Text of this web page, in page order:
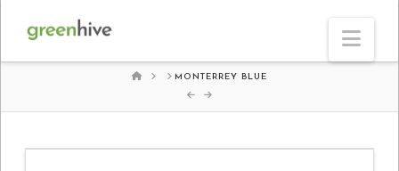
HOME MONTERREY BLUE